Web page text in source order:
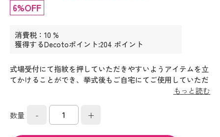
6%OFF
消費税：10 %
獲得するDecotoポイント:204 ポイント
式場受付にて指紋を押していただきやすいようアイテムを立
てかけることができ、挙式後もご自宅にてご使用していただ
もっと読む
数量 - +